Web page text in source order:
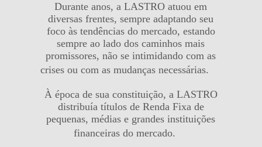
Durante anos, a LASTRO atuou em
diversas frentes, sempre adaptando seu
foco às tendências do mercado, estando
sempre ao lado dos caminhos mais
promissores, não se intimidando com as
crises ou com as mudanças necessárias.
À época de sua constituição, a LASTRO
distribuía títulos de Renda Fixa de
pequenas, médias e grandes instituições
financeiras do mercado.